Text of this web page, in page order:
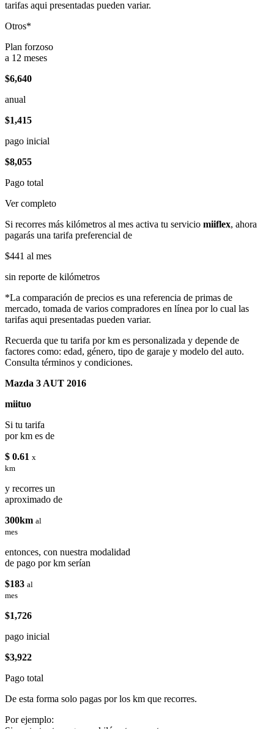
tarifas aqui presentadas pueden variar.
Otros*
Plan forzoso
a 12 meses
$6,640
anual
$1,415
pago inicial
$8,055
Pago total
Ver completo
Si recorres más kilómetros al mes activa tu servicio miiflex, ahora
pagarás una tarifa preferencial de
$441 al mes
sin reporte de kilómetros
*La comparación de precios es una referencia de primas de
mercado, tomada de varios compradores en línea por lo cual las
tarifas aqui presentadas pueden variar.
Recuerda que tu tarifa por km es personalizada y depende de
factores como: edad, género, tipo de garaje y modelo del auto.
Consulta términos y condiciones.
Mazda 3 AUT 2016
miituo
Si tu tarifa
por km es de
$ 0.61 x
km
y recorres un
aproximado de
300km al
mes
entonces, con nuestra modalidad
de pago por km serían
$183 al
mes
$1,726
pago inicial
$3,922
Pago total
De esta forma solo pagas por los km que recorres.
Por ejemplo: